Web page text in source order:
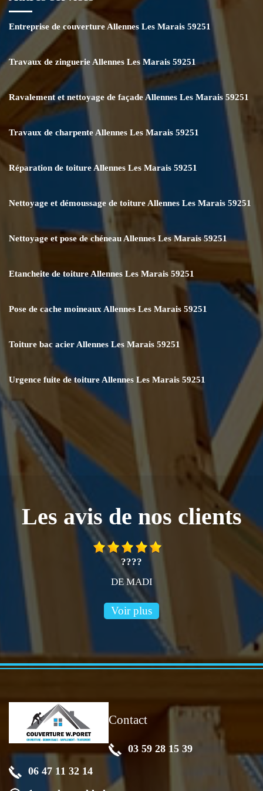
Entreprise de couverture Allennes Les Marais 59251
Travaux de zinguerie Allennes Les Marais 59251
Ravalement et nettoyage de façade Allennes Les Marais 59251
Travaux de charpente Allennes Les Marais 59251
Réparation de toiture Allennes Les Marais 59251
Nettoyage et démoussage de toiture Allennes Les Marais 59251
Nettoyage et pose de chéneau Allennes Les Marais 59251
Etancheite de toiture Allennes Les Marais 59251
Pose de cache moineaux Allennes Les Marais 59251
Toiture bac acier Allennes Les Marais 59251
Urgence fuite de toiture Allennes Les Marais 59251
Les avis de nos clients
????
DE MADI
Voir plus
Contact
03 59 28 15 39
06 47 11 32 14